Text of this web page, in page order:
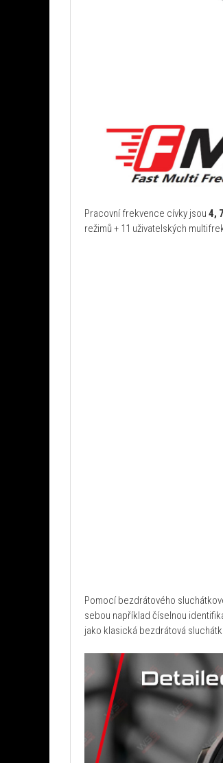
Pracovní frekvence cívky jsou 4,
režimů + 11 uživatelských
Pomocí bezdrátového
sebou například číselnou
jako klasická bezdrátová